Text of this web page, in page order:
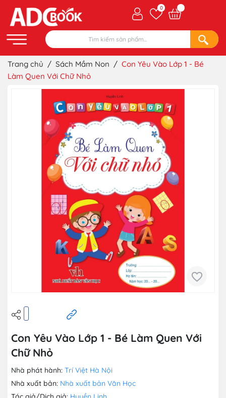
0
Trang chủ / Sách Mầm Non / Con Yêu Vào Lớp 1 - Bé
Làm Quen Với Chữ Nhỏ
Con Yêu Vào Lớp 1 - Bé Làm Quen Với
Chữ Nhỏ
Nhà phát hành: Trí Việt Hà Nội
Nhà xuất bản: Nhà xuất bản Văn Học